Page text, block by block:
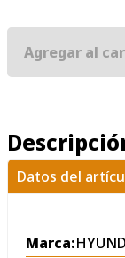
Agregar al
Datos del
Marca: